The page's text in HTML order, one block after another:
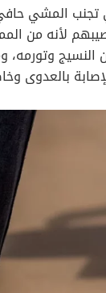
المشي حافي
لأنه من
النسيج